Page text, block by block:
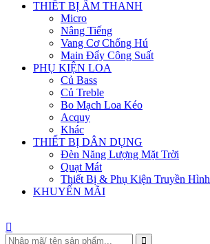
THIẾT BỊ ÂM THANH
Micro
Nâng Tiếng
Vang Cơ Chống Hú
Main Đẩy Công Suất
PHỤ KIỆN LOA
Củ Bass
Củ Treble
Bo Mạch Loa Kéo
Acquy
Khác
THIẾT BỊ DÂN DỤNG
Đèn Năng Lượng Mặt Trời
Quạt Mát
Thiết Bị & Phụ Kiện Truyền Hình
KHUYẾN MÃI